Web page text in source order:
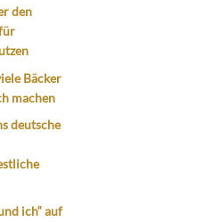
den
Bäcker
machen
deutsche
ich“ auf